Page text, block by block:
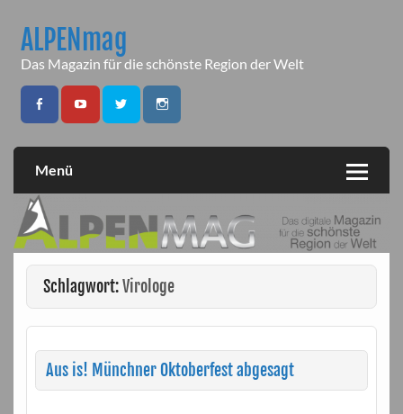
contentALPENmag
Das Magazin für die schönste Region der Welt
Menü
Schlagwort:Virologe
Aus is! Münchner Oktoberfest abgesagt